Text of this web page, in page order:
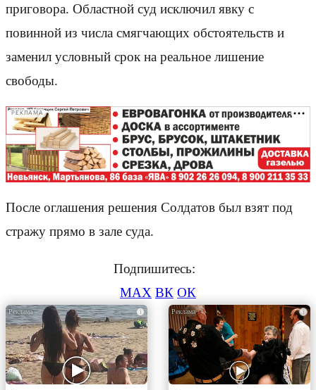
приговора. Областной суд исключил явку с
повинной из числа смягчающих обстоятельств и
заменил условный срок на реальное лишение
свободы.
РЕКЛАМА
После оглашения решения Солдатов был взят под
стражу прямо в зале суда.
Подпишитесь:
MAX ВК ОК
i i